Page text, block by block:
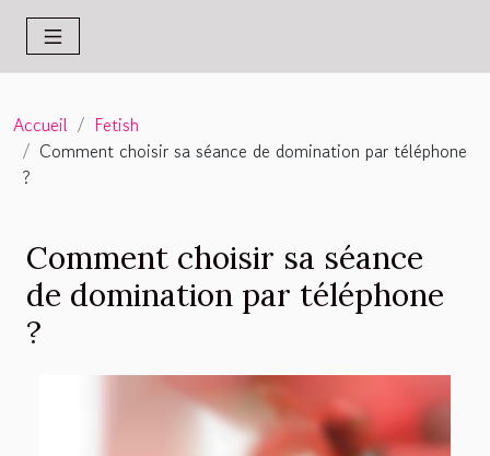
Accueil
Fetish
Comment choisir sa séance de domination par téléphone
?
Comment choisir sa séance
de domination par téléphone
?